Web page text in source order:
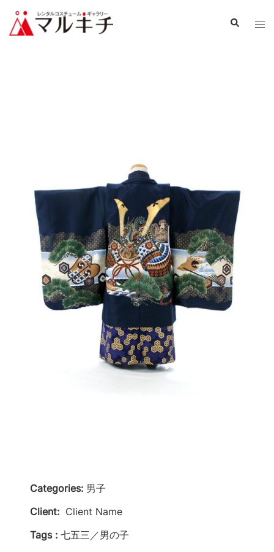
Categories: 男子
Client: Client Name
Tags : 七五三／男の子